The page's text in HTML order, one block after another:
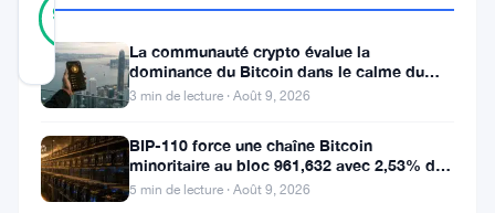
93
votes
Mis à jour 1 an il y a
franchi
La communauté crypto évalue la
dominance du Bitcoin dans le calme du
week-end
3 min de lecture · Août 9, 2026
BIP-110 force une chaîne Bitcoin
minoritaire au bloc 961,632 avec 2,53% de
soutien des mineurs
5 min de lecture · Août 9, 2026